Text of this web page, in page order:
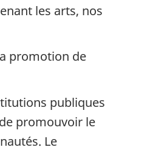
les arts, nos
promotion de
publiques
promouvoir le
Le